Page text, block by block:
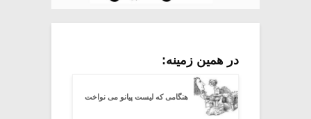
در همین زمینه:
هنگامی که لیست پیانو می نواخت